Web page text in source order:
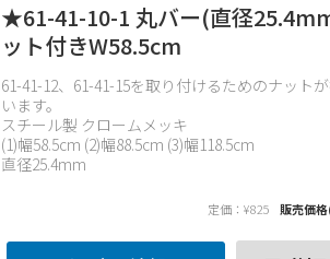
★61-41-10-1 丸バー(直径
ット付きW58.5cm
61-41-12、61-41-15を取り付けるためのナット
います。
スチール製 クロームメッキ
(1)幅58.5cm (2)幅88.5cm (3)幅118.5cm
直径25.4mm
定価：¥825 販売価